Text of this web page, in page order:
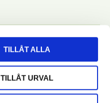
TILLÅT ALLA
TILLÅT URVAL